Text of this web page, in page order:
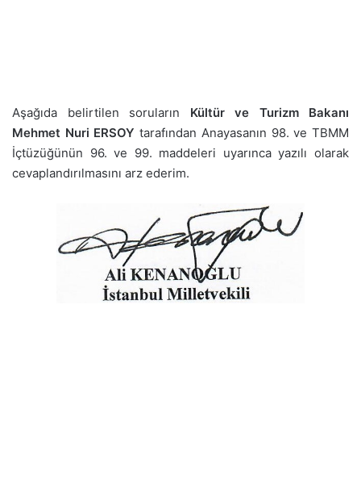
Aşağıda belirtilen soruların Kültür ve Turizm Bakanı
Mehmet Nuri ERSOY tarafından Anayasanın 98. ve TBMM
İçtüzüğünün 96. ve 99. maddeleri uyarınca yazılı olarak
cevaplandırılmasını arz ederim.